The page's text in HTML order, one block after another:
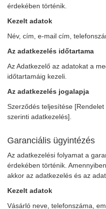
érdekében történik.
Kezelt adatok
Név, cím, e-mail cím,
Az adatkezelés időtartama
Az Adatkezelő az adatokat a
időtartamáig kezeli.
Az adatkezelés jogalapja
Szerződés teljesítése
szerinti adatkezelés].
Garanciális ügyintézés
Az adatkezelési folyamat a
érdekében történik.
akkor az adatkezelés és az
Kezelt adatok
Vásárló neve, telefonszáma,